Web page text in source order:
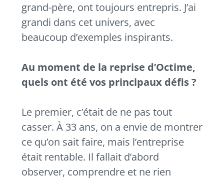
grand-père, ont toujours entrepris. J’ai
grandi dans cet univers, avec
beaucoup d’exemples inspirants.
Au moment de la reprise d’Octime,
quels ont été vos principaux défis ?
Le premier, c’était de ne pas tout
casser. À 33 ans, on a envie de montrer
ce qu’on sait faire, mais l’entreprise
était rentable. Il fallait d’abord
observer, comprendre et ne rien